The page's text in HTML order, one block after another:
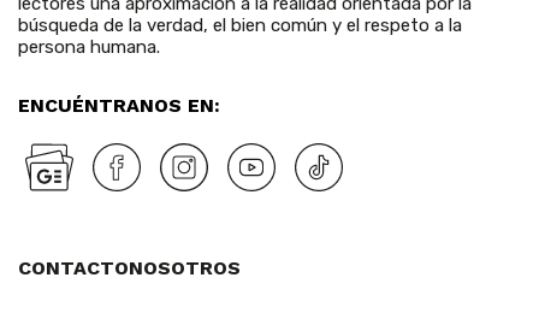
búsqueda de la verdad, el bien común y el respeto a la
persona humana.
ENCUÉNTRANOS EN:
CONTACTONOSOTROS